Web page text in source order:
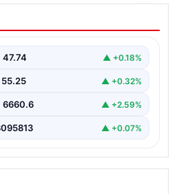
Kayyum
Resmen Başladı
bulan Ahbap Derneği ile ilgili…
47.74 ▲ +0.18%
55.25 ▲ +0.32%
6660.6 ▲ +2.59%
▲ +0.07%